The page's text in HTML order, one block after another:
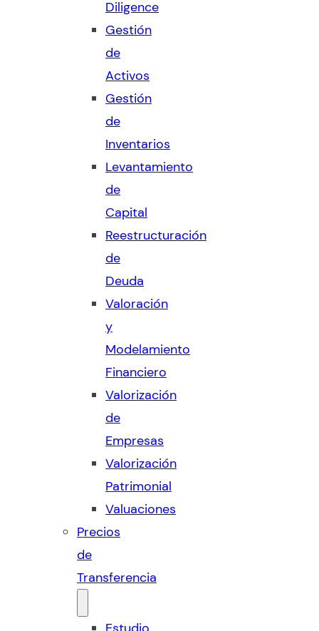
Diligence
Gestión
de
Activos
Gestión
de
Inventarios
Levantamiento
de
Capital
Reestructuración
de
Deuda
Valoración
y
Modelamiento
Financiero
Valorización
de
Empresas
Valorización
Patrimonial
Valuaciones
Precios
de
Transferencia